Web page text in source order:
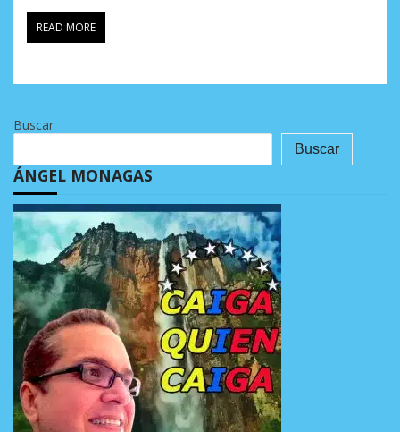
READ MORE
Buscar
Buscar
ÁNGEL MONAGAS